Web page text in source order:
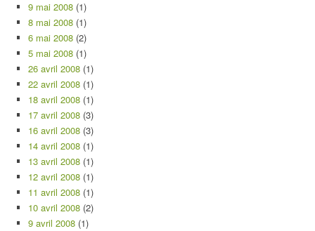
9 mai 2008 (1)
8 mai 2008 (1)
6 mai 2008 (2)
5 mai 2008 (1)
26 avril 2008 (1)
22 avril 2008 (1)
18 avril 2008 (1)
17 avril 2008 (3)
16 avril 2008 (3)
14 avril 2008 (1)
13 avril 2008 (1)
12 avril 2008 (1)
11 avril 2008 (1)
10 avril 2008 (2)
9 avril 2008 (1)